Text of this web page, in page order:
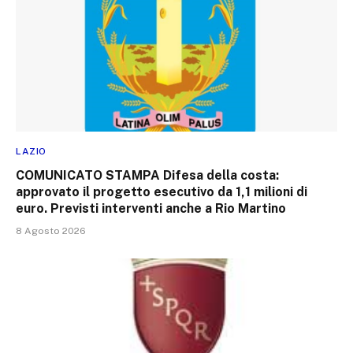
LAZIO
COMUNICATO STAMPA Difesa della costa:
approvato il progetto esecutivo da 1,1 milioni di
euro. Previsti interventi anche a Rio Martino
8 Agosto 2026